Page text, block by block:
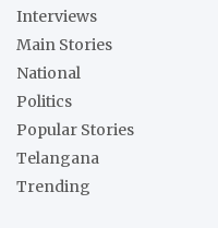
Interviews
Main Stories
National
Politics
Popular Stories
Telangana
Trending